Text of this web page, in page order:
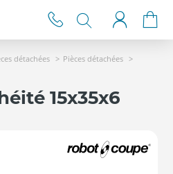
détachées
Pièces détachées
15x35x6